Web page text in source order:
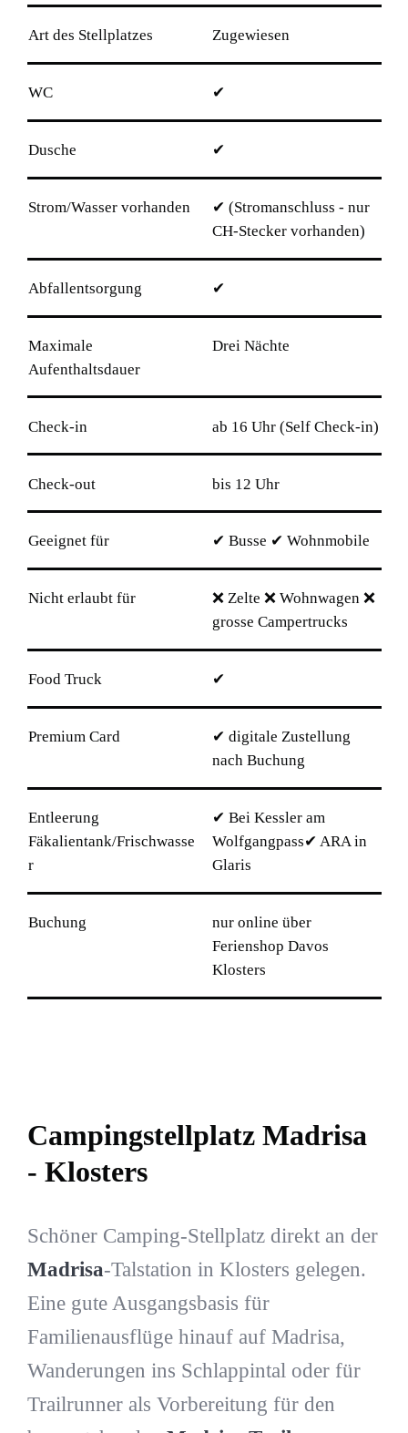
Art des Stellplatzes Zugewiesen
WC ✔
Dusche ✔
Strom/Wasser vorhanden
✔ (Stromanschluss - nur
CH-Stecker vorhanden)
Abfallentsorgung ✔
Maximale
Aufenthaltsdauer
Drei Nächte
Check-in ab 16 Uhr (Self Check-in)
Check-out bis 12 Uhr
Geeignet für ✔ Busse ✔ Wohnmobile
Nicht erlaubt für
❌ Zelte ❌ Wohnwagen ❌
grosse Campertrucks
Food Truck ✔
Premium Card
✔ digitale Zustellung
nach Buchung
Entleerung
Fäkalientank/Frischwasse
r
✔ Bei Kessler am
Wolfgangpass✔ ARA in
Glaris
Buchung
nur online über
Ferienshop Davos
Klosters
Campingstellplatz Madrisa
- Klosters
Schöner Camping-Stellplatz direkt an der
Madrisa-Talstation in Klosters gelegen.
Eine gute Ausgangsbasis für
Familienausflüge hinauf auf Madrisa,
Wanderungen ins Schlappintal oder für
Trailrunner als Vorbereitung für den